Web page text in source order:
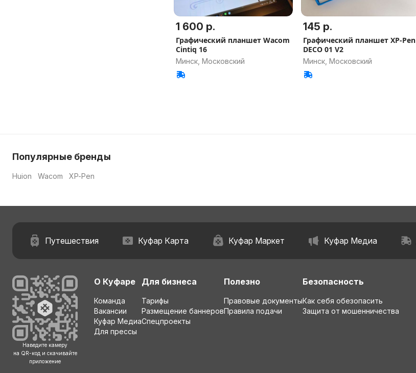
1 600 р.
Графический планшет Wacom
Cintiq 16
Минск, Московский
145 р.
Графический планшет XP-Pen
DECO 01 V2
Минск, Московский
Популярные бренды
Huion Wacom XP-Pen
Путешествия Куфар Карта Куфар Маркет Куфар Медиа
Наведите камеру
на QR-код и скачивайте
приложение
О Куфаре
Команда
Вакансии
Куфар Медиа
Для прессы
Для бизнеса
Тарифы
Размещение баннеров
Спецпроекты
Полезно
Правовые документы
Правила подачи
Безопасность
Как себя обезопасить
Защита от мошенничества